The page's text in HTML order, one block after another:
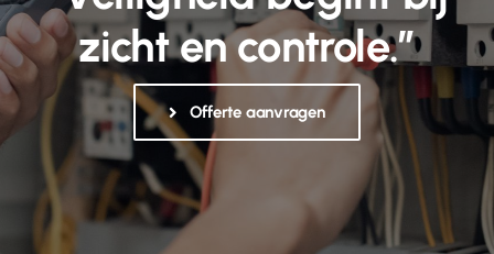
zicht en controle.”
Offerte aanvragen